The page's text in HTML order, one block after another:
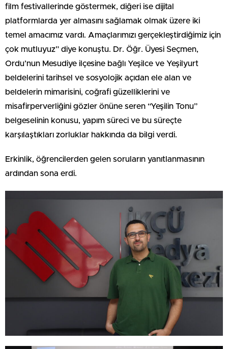
film festivallerinde göstermek, diğeri ise dijital
platformlarda yer almasını sağlamak olmak üzere iki
temel amacımız vardı. Amaçlarımızı gerçekleştirdiğimiz için
çok mutluyuz” diye konuştu. Dr. Öğr. Üyesi Seçmen,
Ordu’nun Mesudiye ilçesine bağlı Yeşilce ve Yeşilyurt
beldelerini tarihsel ve sosyolojik açıdan ele alan ve
beldelerin mimarisini, coğrafi güzelliklerini ve
misafirperverliğini gözler önüne seren “Yeşilin Tonu”
belgeselinin konusu, yapım süreci ve bu süreçte
karşılaştıkları zorluklar hakkında da bilgi verdi.
Erkinlik, öğrencilerden gelen soruların yanıtlanmasının
ardından sona erdi.